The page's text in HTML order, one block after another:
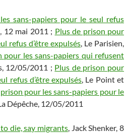
sans-papiers pour le seul refus
12 mai 2011 ; Plus de prison pour
refus d’être expulsés, Le Parisien,
pour les sans-papiers qui refusent
12/05/2011 ; Plus de prison pour
refus d’être expulsés, Le Point et
pour les sans-papiers pour le
Dépêche, 12/05/2011
die, say migrants, Jack Shenker, 8